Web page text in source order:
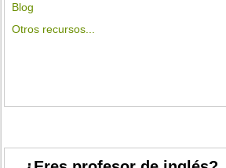
Blog
Otros recursos...